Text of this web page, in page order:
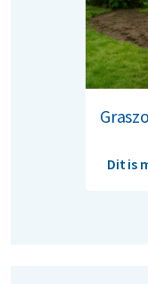
Dit is